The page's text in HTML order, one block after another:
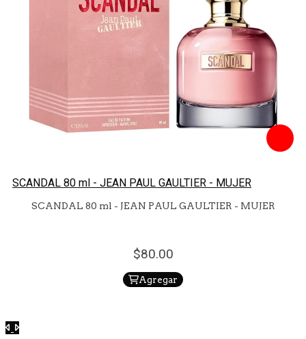
SCANDAL 80 ml - JEAN PAUL GAULTIER - MUJER
SCANDAL 80 ml - JEAN PAUL GAULTIER - MUJER
80.00
Agregar
Anterior
Siguiente